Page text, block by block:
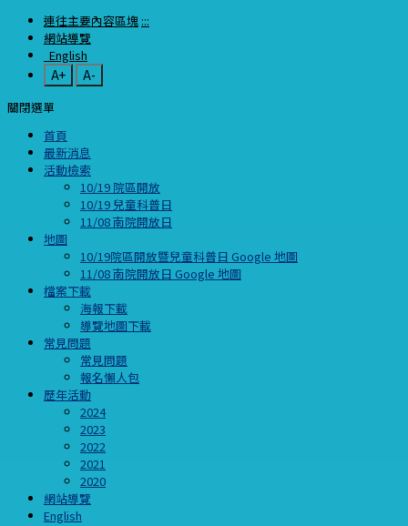
連往主要內容區塊 :::
網站導覽
English
A+
A-
關閉選單
首頁
最新消息
活動檢索
10/19 院區開放
10/19 兒童科普日
11/08 南院開放日
地圖
10/19院區開放暨兒童科普日 Google 地圖
11/08 南院開放日 Google 地圖
檔案下載
海報下載
導覽地圖下載
常見問題
常見問題
報名懶人包
歷年活動
2024
2023
2022
2021
2020
網站導覽
English